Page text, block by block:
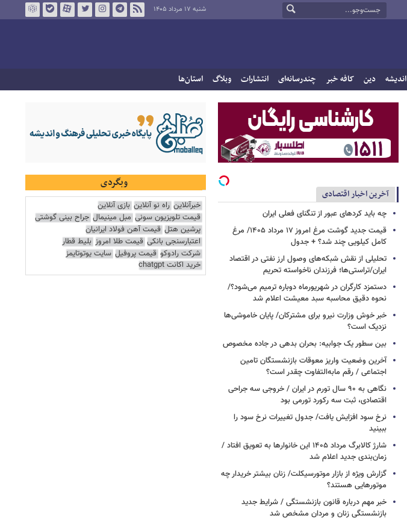
شنبه ۱۷ مرداد ۱۴۰۵
اندیشه دین کافه خبر چندرسانه‌ای انتشارات وبلاگ استان‌ها
آخرین اخبار اقتصادی
چه باید کردهای عبور از تنگنای فعلی ایران
قیمت جدید گوشت مرغ امروز ۱۷ مرداد ۱۴۰۵/ مرغ
کامل کیلویی چند شد؟ + جدول
تحلیلی از نقش شبکه‌های وصول ارز نفتی در اقتصاد
ایران/تراستی‌ها؛ فرزندان ناخواسته تحریم
دستمزد کارگران در شهریورماه دوباره ترمیم می‌شود؟/
نحوه دقیق محاسبه سبد معیشت اعلام شد
خبر خوش وزارت نیرو برای مشترکان/ پایان خاموشی‌ها
نزدیک است؟
بین سطور یک جوابیه: بحران بدهی در جاده مخصوص
آخرین وضعیت واریز معوقات بازنشستگان تامین
اجتماعی / رقم مابه‌التفاوت چقدر است؟
نگاهی به ۹۰ سال تورم در ایران / خروجی سه جراحی
اقتصادی، ثبت سه رکورد تورمی بود
نرخ سود افزایش یافت/ جدول تغییرات نرخ سود را
ببینید
شارژ کالابرگ مرداد ۱۴۰۵ این خانوارها به تعویق افتاد /
زمان‌بندی جدید اعلام شد
گزارش ویژه از بازار موتورسیکلت/ زنان بیشتر خریدار چه
موتورهایی هستند؟
خبر مهم درباره قانون بازنشستگی / شرایط جدید
بازنشستگی زنان و مردان مشخص شد
وبگردی
خبرآنلاین راه نو آنلاین بازی آنلاین
قیمت تلویزیون سونی مبل مینیمال جراح بینی گوشتی
پرشین هتل قیمت آهن فولاد ایرانیان
اعتبارسنجی بانکی قیمت طلا امروز بلیط قطار
شرکت رادوکو قیمت پروفیل سایت یوتوتایمز
خرید اکانت chatgpt